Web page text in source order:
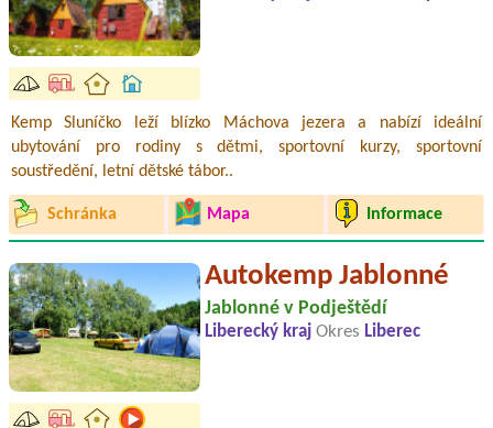
Kemp Sluníčko leží blízko Máchova jezera a nabízí ideální
ubytování pro rodiny s dětmi, sportovní kurzy, sportovní
soustředění, letní dětské tábor..
Schránka Mapa Informace
Autokemp Jablonné
Jablonné v Podještědí
Liberecký kraj Okres Liberec